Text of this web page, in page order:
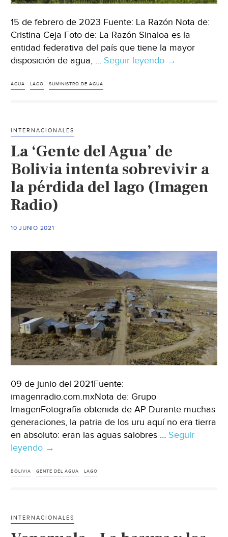
15 de febrero de 2023 Fuente: La Razón Nota de:
Cristina Ceja Foto de: La Razón Sinaloa es la
entidad federativa del país que tiene la mayor
disposición de agua, … Seguir leyendo Sinaloa
que
a
consumo
(La
→
AGUA LAGO SUMINISTRO DE AGUA
INTERNACIONALES
La ‘Gente del Agua’ de
Bolivia intenta sobrevivir a
la pérdida del lago (Imagen
Radio)
10 JUNIO 2021
09 de junio del 2021Fuente:
imagenradio.com.mxNota de: Grupo
ImagenFotografía obtenida de AP Durante muchas
generaciones, la patria de los uru aquí no era tierra
en absoluto: eran las aguas salobres … Seguir
leyendo La
del
intenta
→
BOLIVIA GENTE DEL AGUA LAGO
INTERNACIONALES